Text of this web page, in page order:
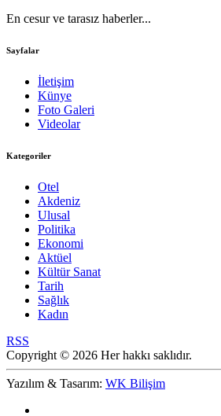
En cesur ve tarasız haberler...
Sayfalar
İletişim
Künye
Foto Galeri
Videolar
Kategoriler
Otel
Akdeniz
Ulusal
Politika
Ekonomi
Aktüel
Kültür Sanat
Tarih
Sağlık
Kadın
RSS
Copyright © 2026 Her hakkı saklıdır.
Yazılım & Tasarım: WK Bilişim